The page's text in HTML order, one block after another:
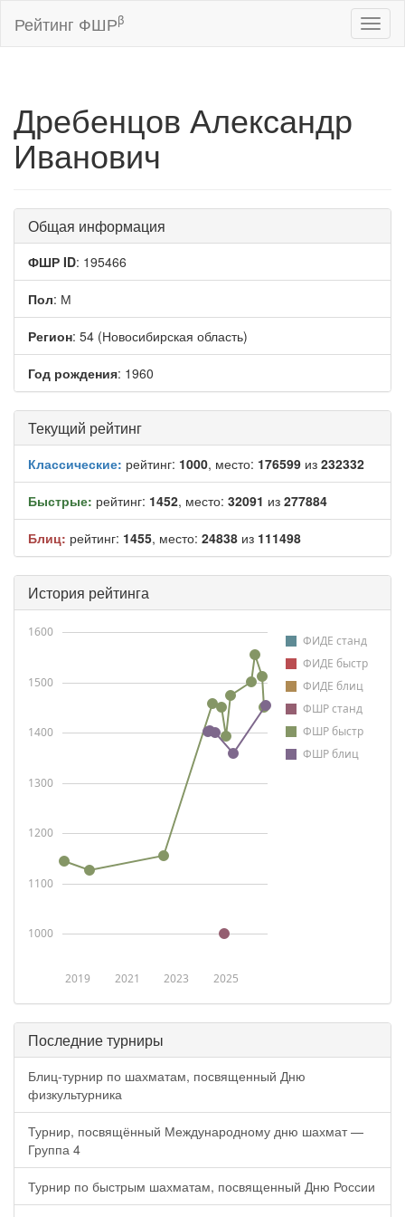
Рейтинг ФШРβ
Дребенцов Александр
Иванович
Общая информация
ФШР ID: 195466
Пол: М
Регион: 54 (Новосибирская область)
Год рождения: 1960
Текущий рейтинг
Классические: рейтинг: 1000, место: 176599 из 232332
Быстрые: рейтинг: 1452, место: 32091 из 277884
Блиц: рейтинг: 1455, место: 24838 из 111498
История рейтинга
ФИДЕ станд
ФИДЕ быстр
ФИДЕ блиц
ФШР станд
ФШР быстр
ФШР блиц
2019 2021 2023 2025
1000
1100
1200
1300
1400
1500
1600
Последние турниры
Блиц-турнир по шахматам, посвященный Дню
физкультурника
Турнир, посвящённый Международному дню шахмат —
Группа 4
Турнир по быстрым шахматам, посвященный Дню России